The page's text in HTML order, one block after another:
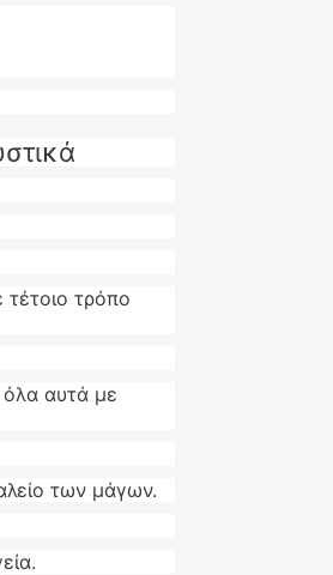
τέτοιο τρόπο
όλα αυτά με
των μάγων.